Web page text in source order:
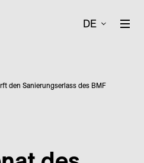
DE
den Sanierungserlass des BMF